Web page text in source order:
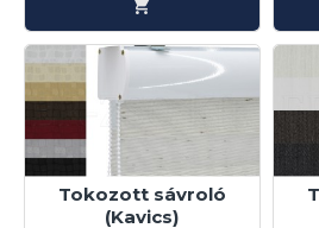
Tokozott sávroló
(Kavics)